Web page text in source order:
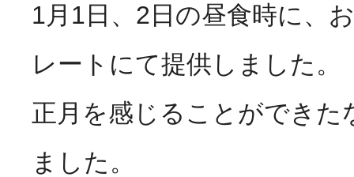
1月1日、2日の昼食時に、
レートにて提供しました。
正月を感じることができた
ました。
はなぶさ消化器・内視鏡
介護老人保健施設 長寿の
活動のご報
最新情報 採用情報